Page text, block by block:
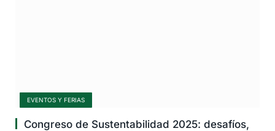
EVENTOS Y FERIAS
Congreso de Sustentabilidad 2025: desafíos,